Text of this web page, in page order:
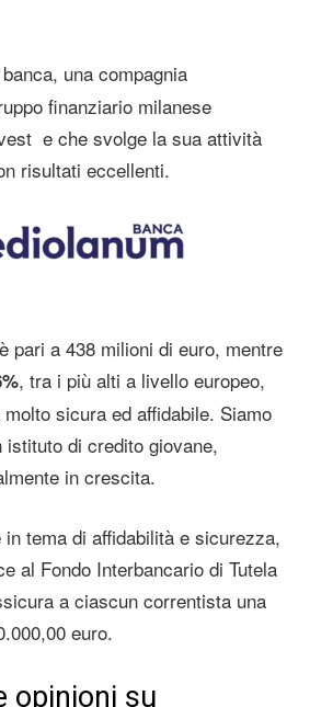
una compagnia
finanziario milanese
e che svolge la sua attività
risultati eccellenti.
pari a 438 milioni di euro, mentre
, tra i più alti a livello europeo,
sicura ed affidabile. Siamo
di credito giovane,
in crescita.
tema di affidabilità e sicurezza,
al Fondo Interbancario di Tutela
a ciascun correntista una
euro.
opinioni su